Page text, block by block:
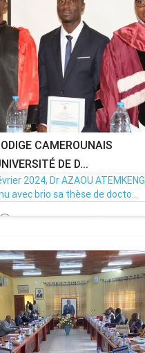
CAMEROUNAIS
DE D...
2024, Dr AZAOU ATEMKENG
avec brio sa thèse de docto...
Par MenouActu 0